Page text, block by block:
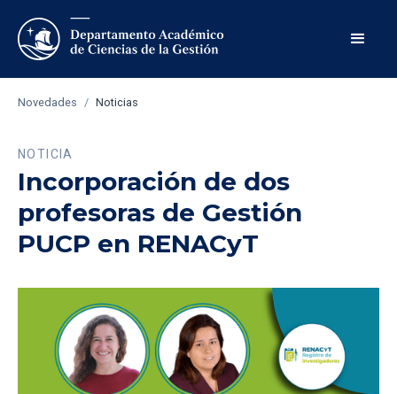
Novedades / Noticias
NOTICIA
Incorporación de dos
profesoras de Gestión
PUCP en RENACyT